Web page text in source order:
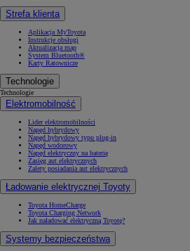
Strefa klienta
Aplikacja MyToyota
Instrukcje obsługi
Aktualizacja map
System Bluetooth®
Karty Ratownicze
Technologie
Technologie
Elektromobilność
Lider elektromobilności
Napęd hybrydowy
Napęd hybrydowy typu plug-in
Napęd wodorowy
Napęd elektryczny na baterię
Zasięg aut elektrycznych
Zalety posiadania aut elektrycznych
Ładowanie elektrycznej Toyoty
Toyota HomeCharge
Toyota Charging Network
Jak naładować elektryczną Toyotę?
Systemy bezpieczeństwa